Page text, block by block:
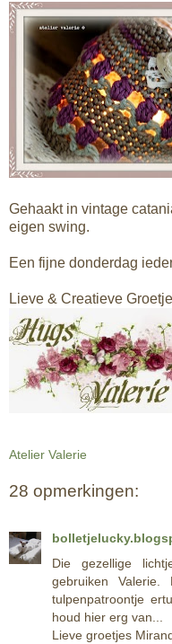
Gehaakt in vintage
eigen swing.
Een fijne donderdag
Lieve & Creatieve
Atelier Valerie
28 opmerkingen:
Die gezellige
gebruiken
tulpenpatroontje
houd hier erg van...
Lieve groetjes